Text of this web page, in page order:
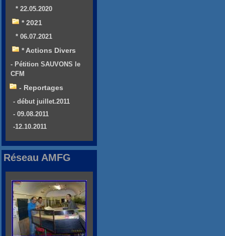
* 22.05.2020
* 2021
* 06.07.2021
* Actions Divers
- Pétition SAUVONS le
CFM
- Reportages
- début juillet.2011
- 09.08.2011
-12.10.2011
Réseau AMFG